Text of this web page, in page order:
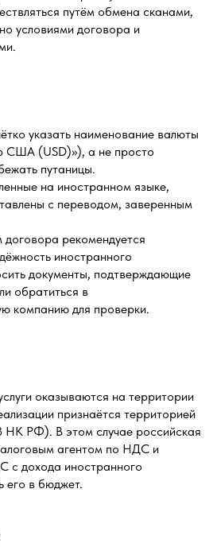
путём обмена сканами,
условиями договора и
указать наименование валюты
США (USD)»), а не просто
путаницы.
на иностранном языке,
с переводом, заверенным
рекомендуется
иностранного
документы, подтверждающие
обратиться в
компанию для проверки.
оказываются на территории
признаётся территорией
НК РФ). В этом случае российская
агентом по НДС и
с дохода иностранного
его в бюджет.